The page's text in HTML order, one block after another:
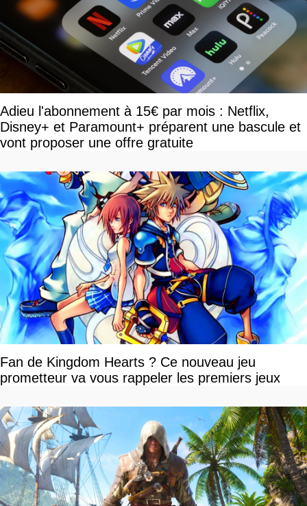
Adieu l'abonnement à 15€ par mois : Netflix,
Disney+ et Paramount+ préparent une bascule et
vont proposer une offre gratuite
Fan de Kingdom Hearts ? Ce nouveau jeu
prometteur va vous rappeler les premiers jeux